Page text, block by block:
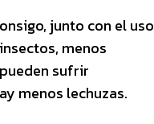
junto con el uso
menos
sufrir
menos lechuzas.